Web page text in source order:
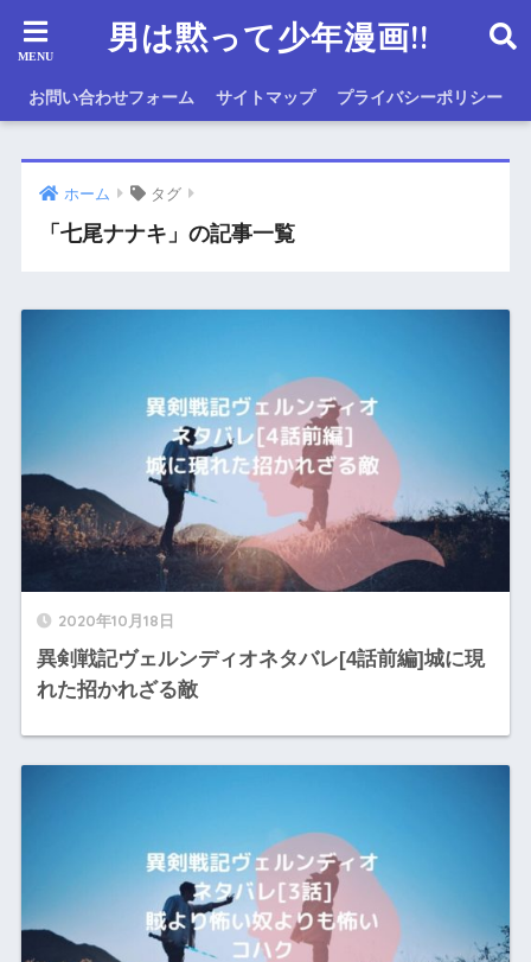
男は黙って少年漫画!!
お問い合わせフォーム サイトマップ プライバシーポリシー
ホーム タグ
「七尾ナナキ」の記事一覧
2020年10月18日
異剣戦記ヴェルンディオネタバレ[4話前編]城に現
れた招かれざる敵